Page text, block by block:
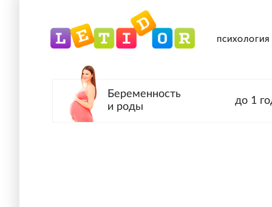
ПСИХОЛОГИЯ
Беременность
и роды
до 1